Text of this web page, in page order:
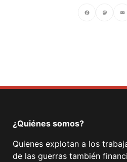
¿Quiénes somos?
Quienes explotan a los
de las guerras también